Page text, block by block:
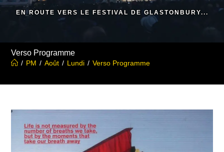
EN ROUTE VERS LE FESTIVAL DE GLASTONBURY...
Verso Programme
/ PM / Août / Lundi / Verso Programme